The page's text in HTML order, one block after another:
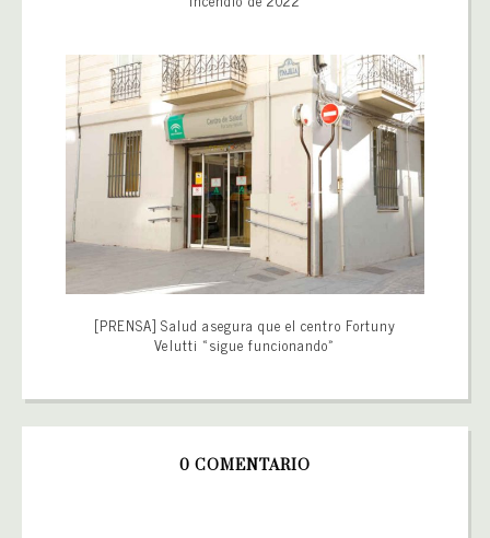
[PRENSA] Salud asegura que el centro Fortuny
Velutti «sigue funcionando»
0 COMENTARIO